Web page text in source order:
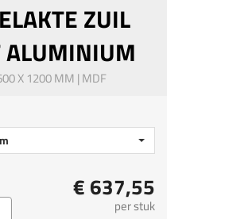
ZUIL
ALUMINIUM
X 1200 MM | MDF
€ 637,55
per stuk